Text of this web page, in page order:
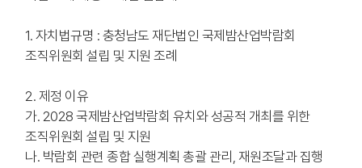
1. 자치법규명 : 충청남도 재단법인 국제밤산업박람회
조직위원회 설립 및 지원 조례
2. 제정 이유
가. 2028 국제밤산업박람회 유치와 성공적 개최를 위한
조직위원회 설립 및 지원
나. 박람회 관련 종합 실행계획 총괄 관리, 재원조달과 집행